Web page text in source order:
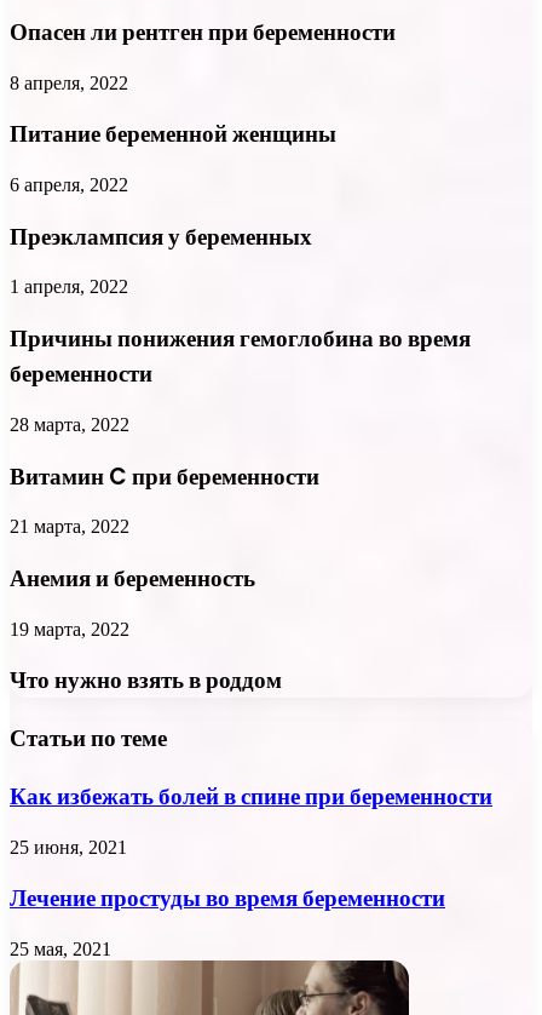
Опасен ли рентген при беременности
8 апреля, 2022
Питание беременной женщины
6 апреля, 2022
Преэклампсия у беременных
1 апреля, 2022
Причины понижения гемоглобина во время
беременности
28 марта, 2022
Витамин C при беременности
21 марта, 2022
Анемия и беременность
19 марта, 2022
Что нужно взять в роддом
Статьи по теме
Как избежать болей в спине при беременности
25 июня, 2021
Лечение простуды во время беременности
25 мая, 2021